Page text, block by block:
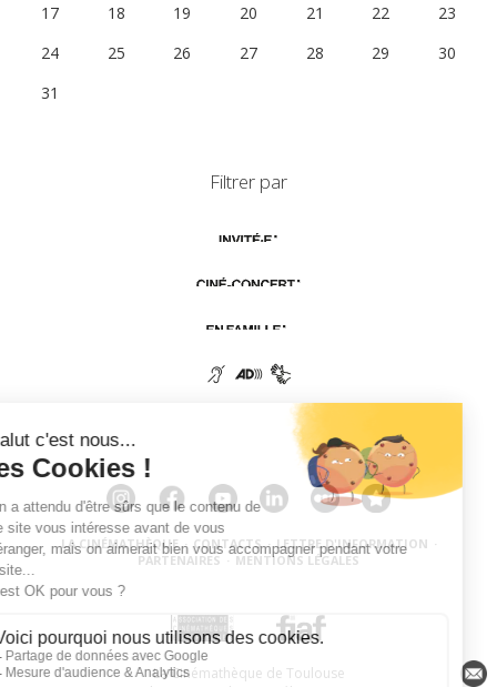
17
18 19 20 21 22
23
24
25 26 27 28 29
30
31
Filtrer par
LA CINÉMATHÈQUE · CONTACTS · LETTRE D'INFORMATION ·
PARTENAIRES · MENTIONS LÉGALES
La Cinémathèque de Toulouse